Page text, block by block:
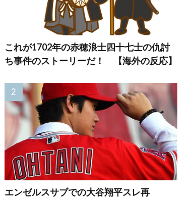
国なんだよ」 戦後
の日本人の特別な
生き様に各国から
称賛の声
違う」冨安健洋、
パレス移籍当日に
デビュー！圧巻3連
続ブロックも披露
で現地サポが気づ
く..【海外の反応】
年だ
の反
これが1702年の赤穂浪士四十七士の仇討
ち事件のストーリーだ！ 【海外の反応】
エンゼルスサブでの大谷翔平スレ再